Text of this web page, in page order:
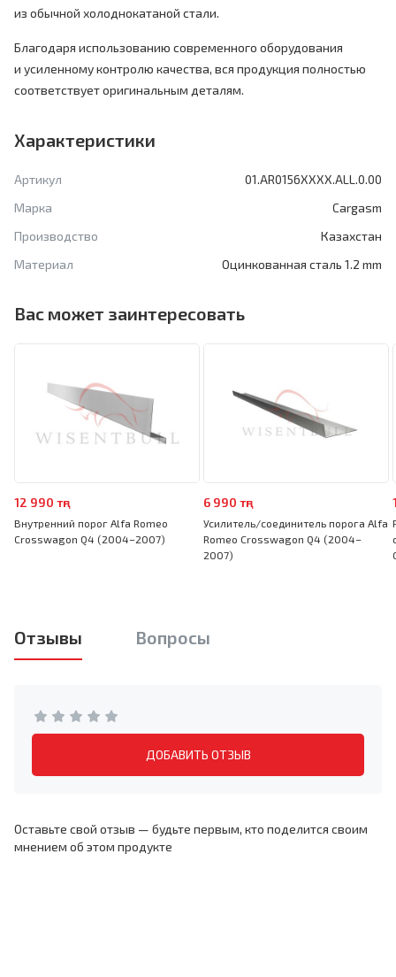
из обычной холоднокатаной стали.
Благодаря использованию современного оборудования
и усиленному контролю качества, вся продукция полностью
соответствует оригинальным деталям.
Характеристики
Артикул
01.AR0156XXXX.ALL.0.00
Марка
Cargasm
Производство
Казахстан
Материал
Оцинкованная сталь 1.2 mm
Вас может заинтересовать
12 990 тңг
Внутренний порог Alfa Romeo
Crosswagon Q4 (2004–2007)
6 990 тңг
Усилитель/соединитель порога Alfa
Romeo Crosswagon Q4 (2004–
2007)
Отзывы Вопросы
ДОБАВИТЬ ОТЗЫВ
Оставьте свой отзыв — будьте первым, кто поделится своим
мнением об этом продукте